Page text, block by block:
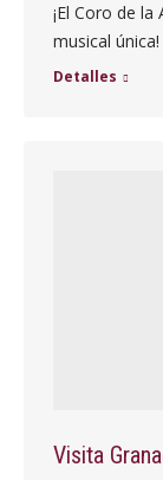
¡El Coro de
musical única!
Detalles
Visita